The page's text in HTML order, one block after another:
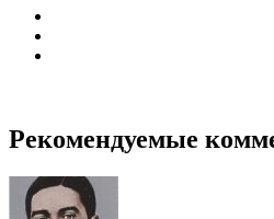
Рекомендуемые